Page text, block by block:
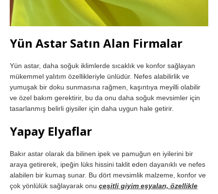
Yün Astar Satın Alan Firmalar
Yün astar, daha soğuk iklimlerde sıcaklık ve konfor sağlayan
mükemmel yalıtım özellikleriyle ünlüdür. Nefes alabilirlik ve
yumuşak bir doku sunmasına rağmen, kaşıntıya meyilli olabilir
ve özel bakım gerektirir, bu da onu daha soğuk mevsimler için
tasarlanmış belirli giysiler için daha uygun hale getirir.
Yapay Elyaflar
Bakır astar olarak da bilinen ipek ve pamuğun en iyilerini bir
araya getirerek, ipeğin lüks hissini taklit eden dayanıklı ve nefes
alabilen bir kumaş sunar. Bu dört mevsimlik malzeme, konfor ve
çok yönlülük sağlayarak onu çeşitli giyim eşyaları, özellikle